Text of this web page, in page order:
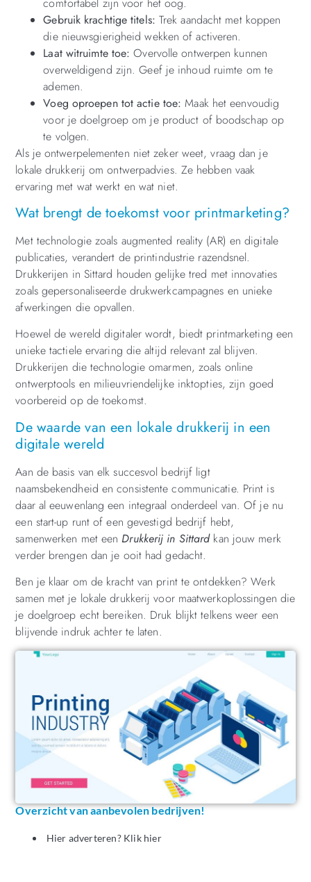
Gebruik krachtige titels: Trek aandacht met koppen
die nieuwsgierigheid wekken of activeren.
Laat witruimte toe: Overvolle ontwerpen kunnen
overweldigend zijn. Geef je inhoud ruimte om te
ademen.
Voeg oproepen tot actie toe: Maak het eenvoudig
voor je doelgroep om je product of boodschap op
te volgen.
Als je ontwerpelementen niet zeker weet, vraag dan je
lokale drukkerij om ontwerpadvies. Ze hebben vaak
ervaring met wat werkt en wat niet.
Wat brengt de toekomst voor printmarketing?
Met technologie zoals augmented reality (AR) en digitale
publicaties, verandert de printindustrie razendsnel.
Drukkerijen in Sittard houden gelijke tred met innovaties
zoals gepersonaliseerde drukwerkcampagnes en unieke
afwerkingen die opvallen.
Hoewel de wereld digitaler wordt, biedt printmarketing een
unieke tactiele ervaring die altijd relevant zal blijven.
Drukkerijen die technologie omarmen, zoals online
ontwerptools en milieuvriendelijke inktopties, zijn goed
voorbereid op de toekomst.
De waarde van een lokale drukkerij in een
digitale wereld
Aan de basis van elk succesvol bedrijf ligt
naamsbekendheid en consistente communicatie. Print is
daar al eeuwenlang een integraal onderdeel van. Of je nu
een start-up runt of een gevestigd bedrijf hebt,
samenwerken met een Drukkerij in Sittardkan jouw merk
verder brengen dan je ooit had gedacht.
Ben je klaar om de kracht van print te ontdekken? Werk
samen met je lokale drukkerij voor maatwerkoplossingen die
je doelgroep echt bereiken. Druk blijkt telkens weer een
blijvende indruk achter te laten.
Overzicht van aanbevolen bedrijven!
Hier adverteren? Klik hier